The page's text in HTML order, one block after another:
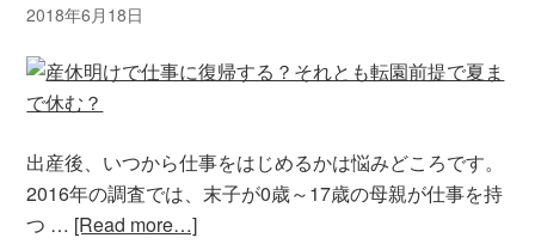
出産後、いつから仕事をはじめるかは悩みどころです。
2016年の調査では、末子が0歳～17歳の母親が仕事を持
つ … [Read more…]